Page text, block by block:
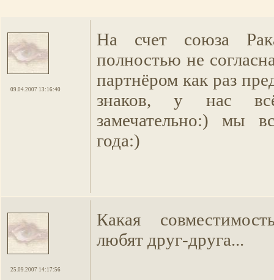
09.04.2007 13:16:40
На счет союза
полностью не
партнёром как раз
знаков, у нас
замечательно:) мы
года:)
25.09.2007 14:17:56
Какая
любят друг-друга...